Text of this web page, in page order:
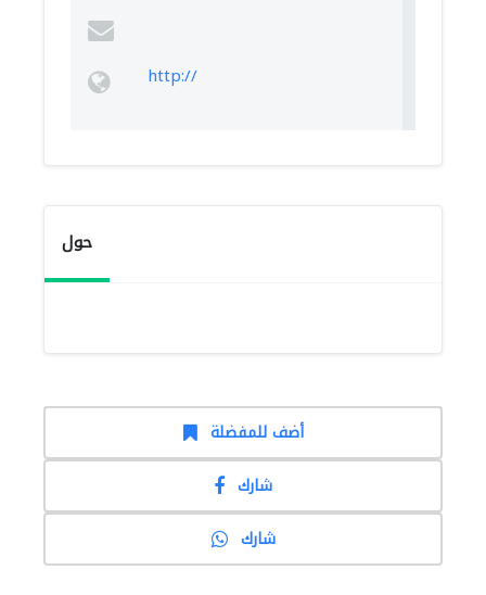
http://
حول
أضف للمفضلة
شارك
شارك